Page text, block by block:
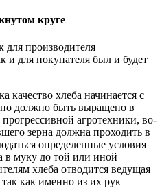
круге
для производителя
и для покупателя был и будет
качество хлеба начинается с
должно быть выращено в
агротехники, во-
зерна должна проходить в
определенные условия
в муку до той или иной
хлеба отводится ведущая
так как именно из их рук